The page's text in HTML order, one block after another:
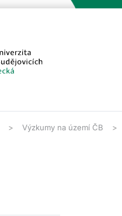
Výzkumy na území ČB